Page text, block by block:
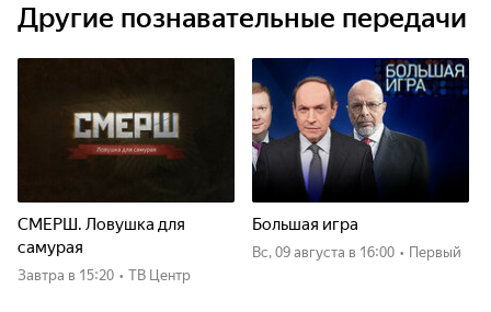
Другие познавательные передачи
СМЕРШ. Ловушка для
самурая
Завтра в 15:20 • ТВ Центр
Большая игра
вс, 09 августа в 16:00 • Первый